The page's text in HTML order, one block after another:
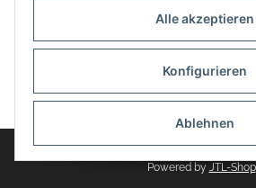
* Alle Preise inkl. gesetzlicher USt., zzgl.Versand
Powered by JTL-Shop
Alle akzeptieren
Konfigurieren
Ablehnen